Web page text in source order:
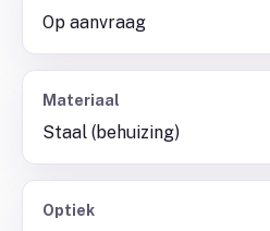
Op aanvraag
Materiaal
Staal (behuizing)
Optiek